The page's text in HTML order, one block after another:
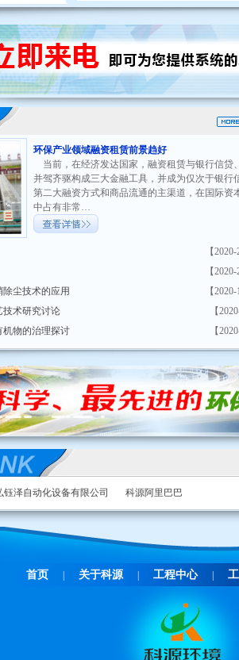
环保产业领域融资租赁前景趋好
当前，在经济发达国家，融资租赁与银行信贷
并驾齐驱构成三大金融工具，并成为仅次于银行
第二大融资方式和商品流通的主渠道，在国际资
中占有非常…
【
【
尘技术的应用
【
技术研究讨论
【
机物的治理探讨
【
钰泽自动化设备有限公司 科源阿里巴巴
首页 关于科源 工程中心